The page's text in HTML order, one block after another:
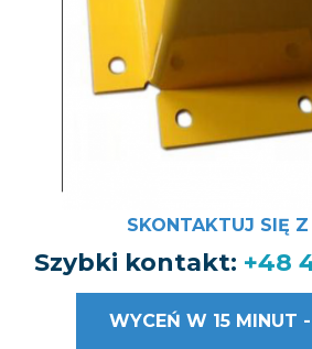
SKONTAKTUJ SIĘ
Szybki kontakt: +48
WYCEŃ W 15 MINUT